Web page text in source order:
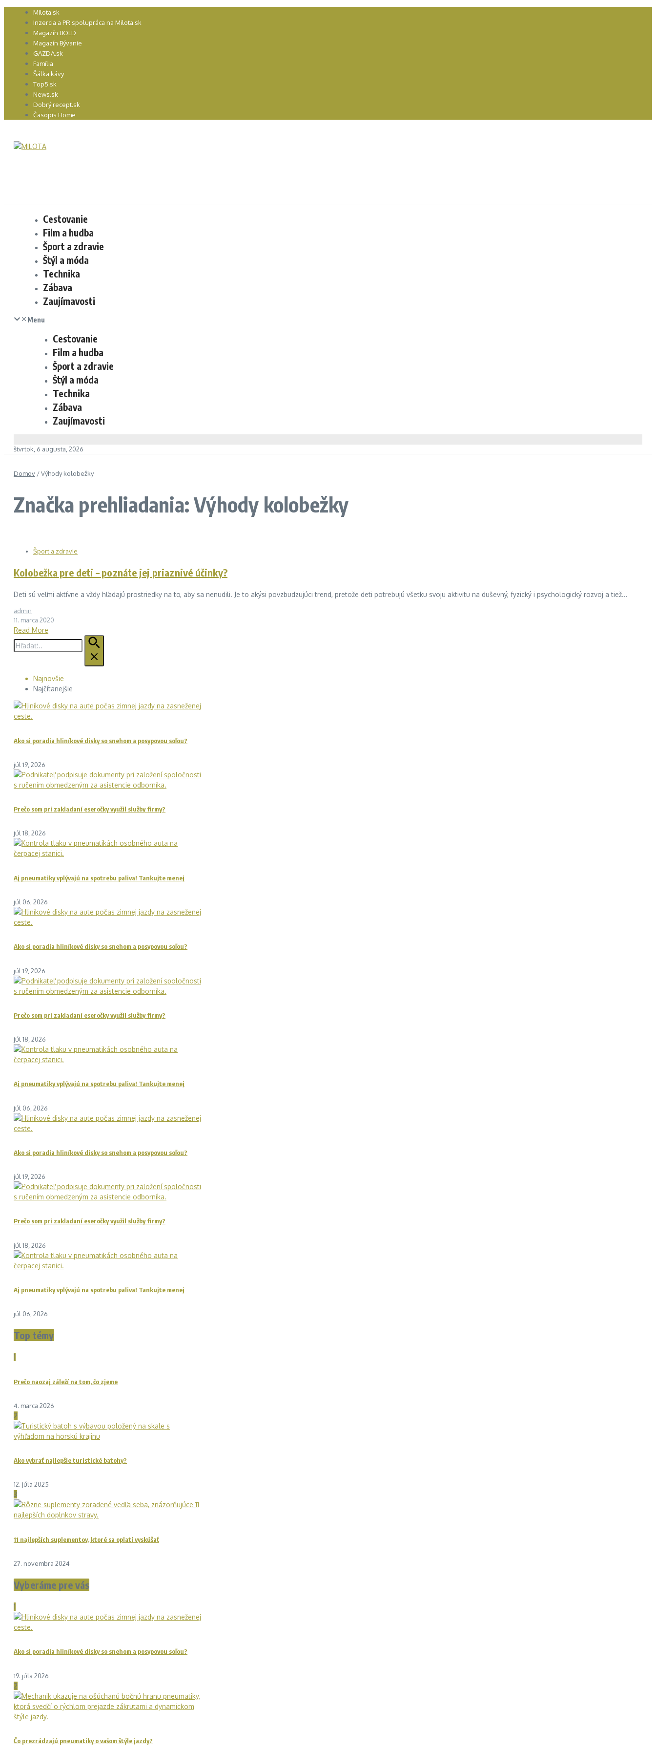
Preskočiť Milota.sk
Inzercia a PR spolupráca na Milota.sk
Magazín BOLD
Magazín Bývanie
GAZDA.sk
Família
Šálka kávy
Top5.sk
News.sk
Dobrý recept.sk
Časopis Home
Cestovanie
Film a hudba
Šport a zdravie
Štýl a móda
Technika
Zábava
Zaujímavosti
Menu
Cestovanie
Film a hudba
Šport a zdravie
Štýl a móda
Technika
Zábava
Zaujímavosti
štvrtok, 6 augusta, 2026
Domov /Výhody kolobežky
Značka prehliadania: Výhody kolobežky
Šport a zdravie
Kolobežka pre deti – poznáte jej priaznivé účinky?
Deti sú veľmi aktívne a vždy hľadajú prostriedky na to, aby sa nenudili. Je to akýsi povzbudzujúci trend, pretože deti potrebujú všetku svoju aktivitu na duševný, fyzický i psychologický rozvoj a tiež...
admin
11. marca 2020
Read More
Hľadať:
Najnovšie
Najčítanejšie
Ako si poradia hliníkové disky so snehom a posypovou soľou?
júl 19, 2026
Prečo som pri zakladaní eseročky využil služby firmy?
júl 18, 2026
Aj pneumatiky vplývajú na spotrebu paliva! Tankujte menej
júl 06, 2026
Ako si poradia hliníkové disky so snehom a posypovou soľou?
júl 19, 2026
Prečo som pri zakladaní eseročky využil služby firmy?
júl 18, 2026
Aj pneumatiky vplývajú na spotrebu paliva! Tankujte menej
júl 06, 2026
Ako si poradia hliníkové disky so snehom a posypovou soľou?
júl 19, 2026
Prečo som pri zakladaní eseročky využil služby firmy?
júl 18, 2026
Aj pneumatiky vplývajú na spotrebu paliva! Tankujte menej
júl 06, 2026
Top témy
1
Prečo naozaj záleží na tom, čo zjeme
4. marca 2026
2
Ako vybrať najlepšie turistické batohy?
12. júla 2025
3
11 najlepších suplementov, ktoré sa oplatí vyskúšať
27. novembra 2024
Vyberáme pre vás
1
Ako si poradia hliníkové disky so snehom a posypovou soľou?
19. júla 2026
2
Čo prezrádzajú pneumatiky o vašom štýle jazdy?